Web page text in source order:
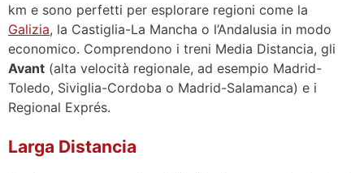
km e sono perfetti per esplorare regioni come la
Galizia, la Castiglia-La Mancha o l’Andalusia in modo
economico. Comprendono i treni Media Distancia, gli
Avant (alta velocità regionale, ad esempio Madrid-
Toledo, Siviglia-Cordoba o Madrid-Salamanca) e i
Regional Exprés.
Larga Distancia